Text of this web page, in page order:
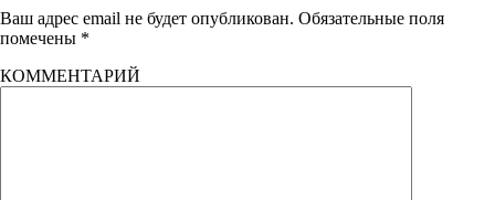
Ваш адрес email не будет опубликован. Обязательные поля
помечены *
КОММЕНТАРИЙ